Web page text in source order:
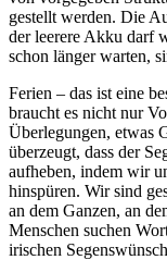
gestellt werden. Die
der leerere Akku darf
schon länger warten,
Ferien – das ist eine
braucht es nicht nur
Überlegungen, etwas
überzeugt, dass der
aufheben, indem wir
hinspüren. Wir sind
an dem Ganzen, an
Menschen suchen
irischen